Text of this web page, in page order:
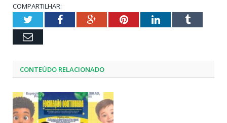
COMPARTILHAR:
TwitterFacebookGoogle+PinterestLinkedInTumblr
Email
CONTEÚDO RELACIONADO